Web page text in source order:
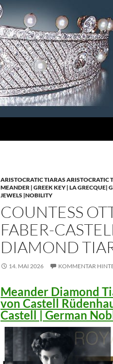
ARISTOCRATIC TIARAS ARISTOCRATIC
MEANDER | GREEK KEY | LA GRECQUE|
JEWELS |NOBILITY
COUNTESS
FABER-
DIAMOND
14. MAI 2026 KOMMENTAR
Meander Diamond
von Castell
Castell | German